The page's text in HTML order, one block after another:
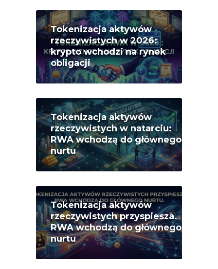
Tokenizacja aktywów
rzeczywistych w 2026:
krypto wchodzi na rynek
obligacji
Tokenizacja aktywów
rzeczywistych w natarciu:
RWA wchodzą do głównego
nurtu
Tokenizacja aktywów
rzeczywistych przyspiesza.
RWA wchodzą do głównego
nurtu